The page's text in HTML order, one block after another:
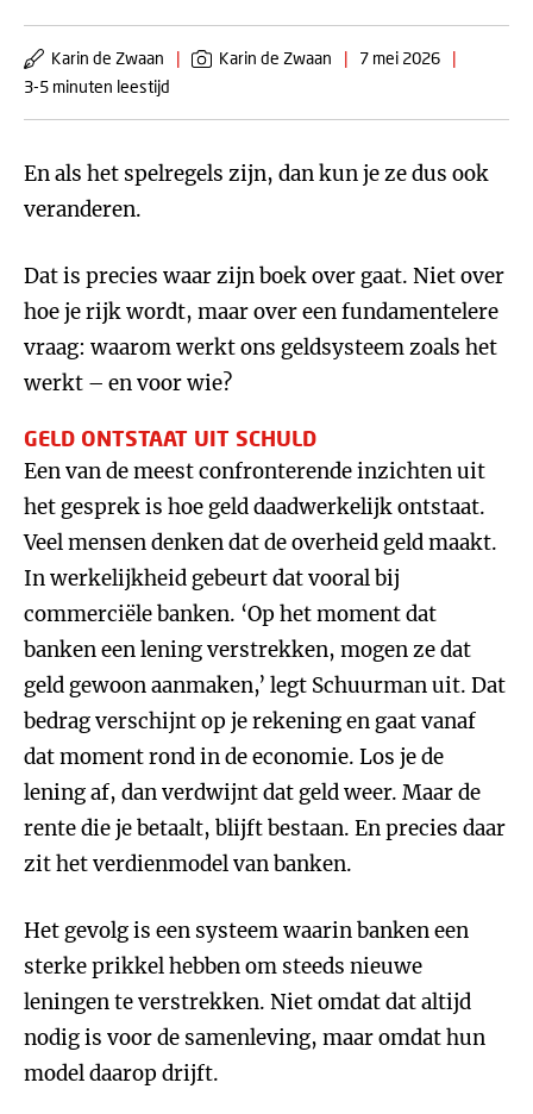
Karin de Zwaan | Karin de Zwaan | 7 mei 2026
|
3-5 minuten leestijd
En als het spelregels zijn, dan kun je ze dus ook
veranderen.
Dat is precies waar zijn boek over gaat. Niet over
hoe je rijk wordt, maar over een fundamentelere
vraag: waarom werkt ons geldsysteem zoals het
werkt – en voor wie?
GELD ONTSTAAT UIT SCHULD
Een van de meest confronterende inzichten uit
het gesprek is hoe geld daadwerkelijk ontstaat.
Veel mensen denken dat de overheid geld maakt.
In werkelijkheid gebeurt dat vooral bij
commerciële banken. ‘Op het moment dat
banken een lening verstrekken, mogen ze dat
geld gewoon aanmaken,’ legt Schuurman uit. Dat
bedrag verschijnt op je rekening en gaat vanaf
dat moment rond in de economie. Los je de
lening af, dan verdwijnt dat geld weer. Maar de
rente die je betaalt, blijft bestaan. En precies daar
zit het verdienmodel van banken.
Het gevolg is een systeem waarin banken een
sterke prikkel hebben om steeds nieuwe
leningen te verstrekken. Niet omdat dat altijd
nodig is voor de samenleving, maar omdat hun
model daarop drijft.